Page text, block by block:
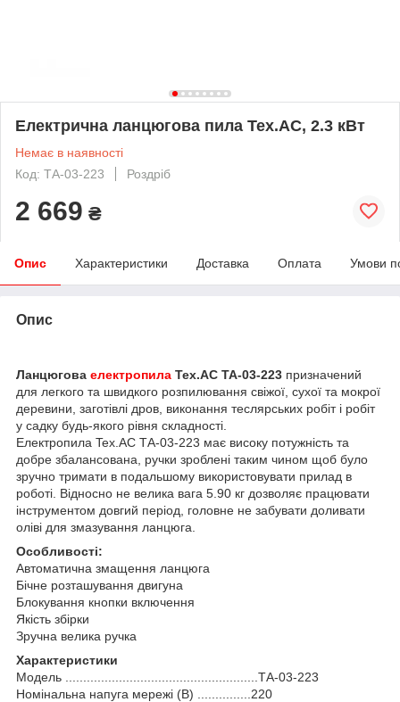
Електрична ланцюгова пила Tex.AC, 2.3 кВт
Немає в наявності
Код: ТА-03-223
Роздріб
2 669 ₴
Опис Характеристики Доставка Оплата Умови
Опис
Ланцюгова електропила Tex.АС ТА-03-223 призначений
для легкого та швидкого розпилювання свіжої, сухої та мокрої
деревини, заготівлі дров, виконання теслярських робіт і робіт
у садку будь-якого рівня складності.
Електропила Tex.АС ТА-03-223 має високу потужність та
добре збалансована, ручки зроблені таким чином щоб було
зручно тримати в подальшому використовувати прилад в
роботі. Відносно не велика вага 5.90 кг дозволяє працювати
інструментом довгий період, головне не забувати доливати
оліві для змазування ланцюга.
Особливості:
Автоматична змащення ланцюга
Бічне розташування двигуна
Блокування кнопки включення
Якість збірки
Зручна велика ручка
Характеристики
Модель ......................................................ТА-03-223
Номінальна напуга мережі (В) ...............220